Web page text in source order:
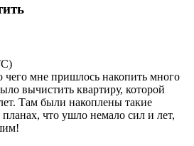
мне пришлось накопить много
вычистить квартиру, которой
Там были накоплены такие
что ушло немало сил и лет,